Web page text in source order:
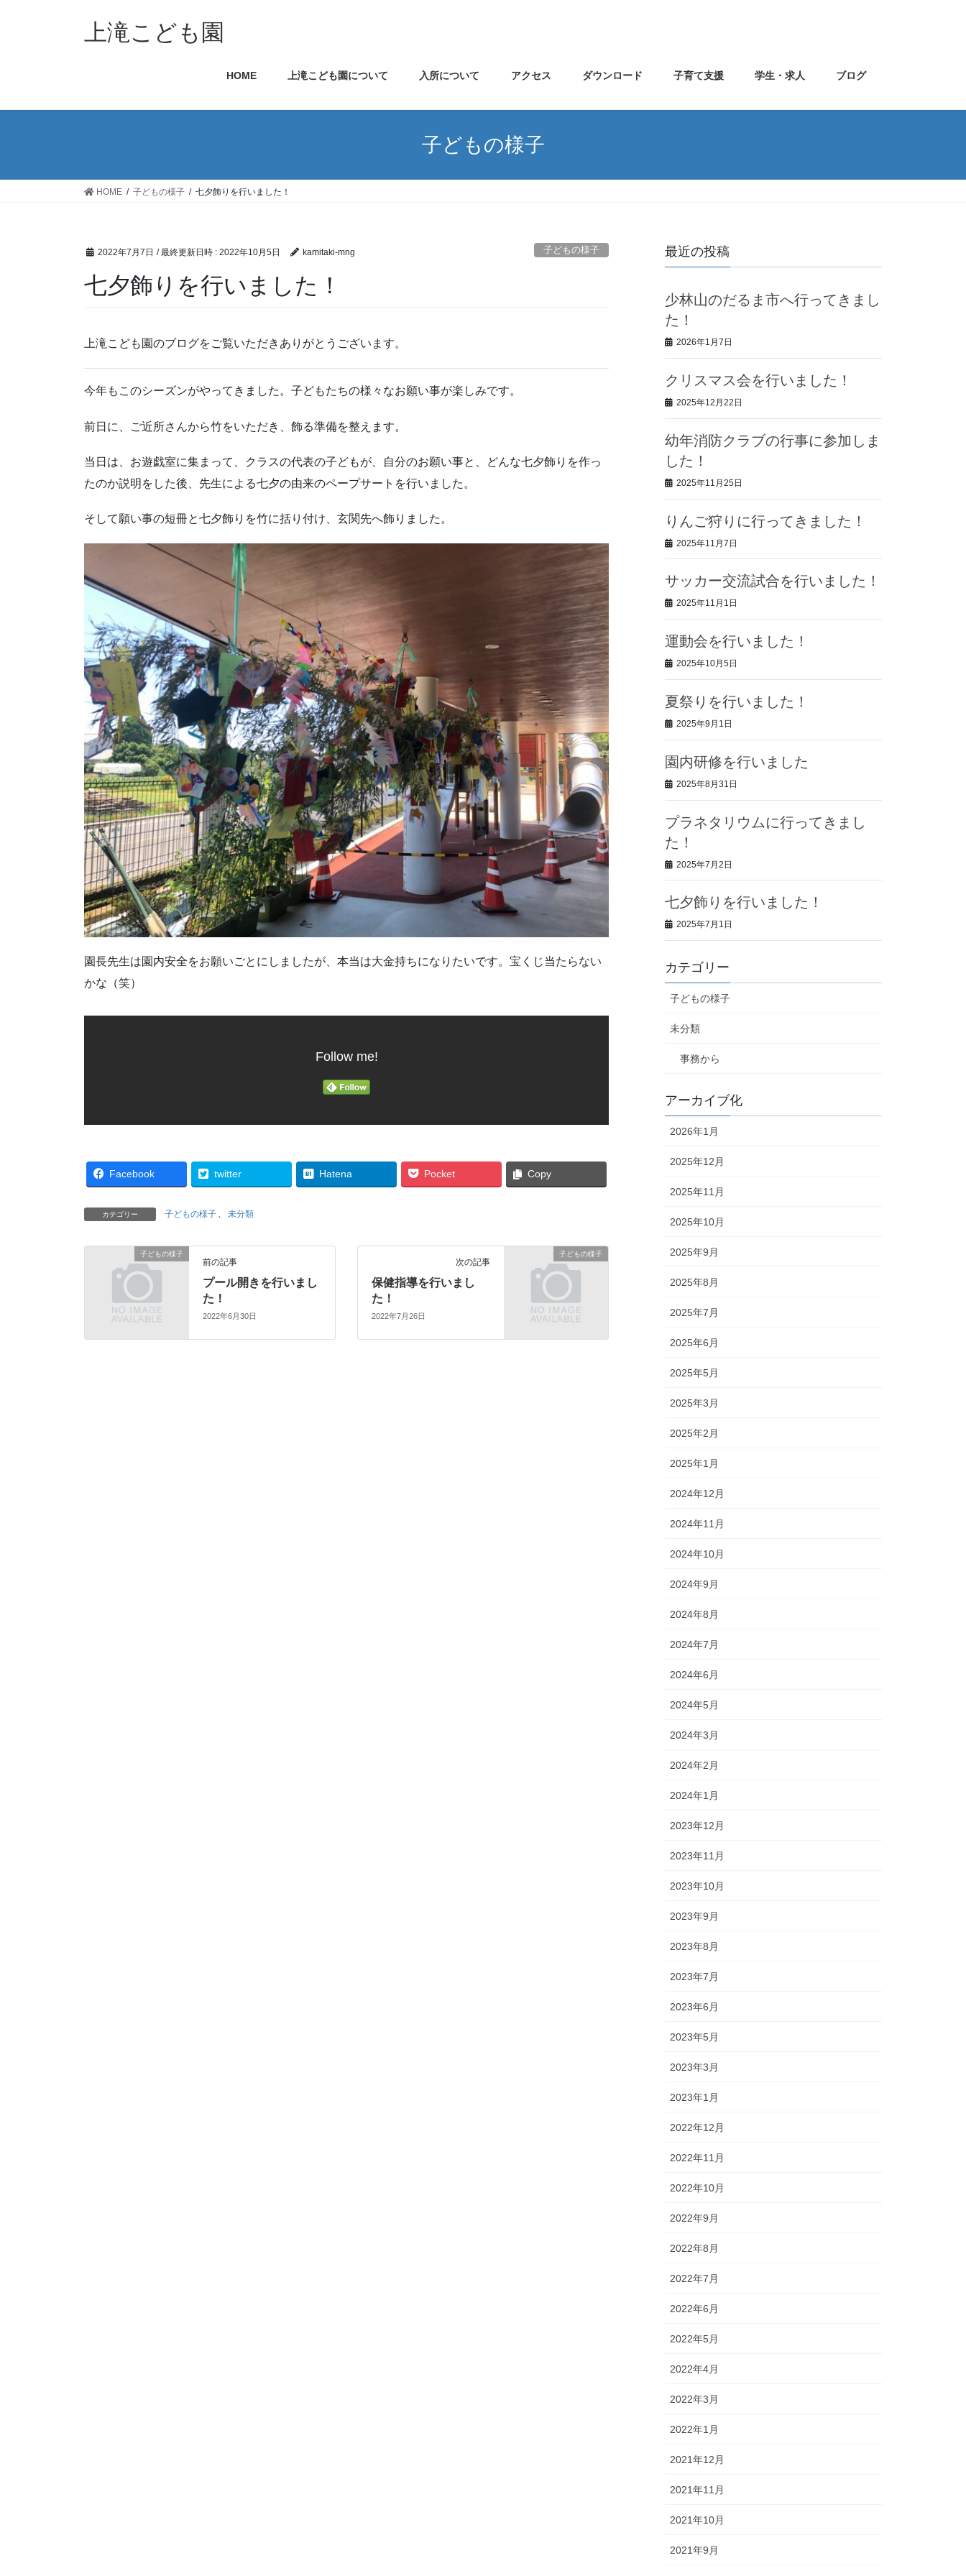
ス
ン
上滝こども園
HOME 上滝こども園について 入所について アクセス ダウンロード 子育て支援 学生・求人 ブログ
子どもの様子
HOME 子どもの様子 七夕飾りを行いました！
2022年7月7日 / 最終更新日時 : 2022年10月5日 kamitaki-mng 子どもの様子
七夕飾りを行いました！
上滝こども園のブログをご覧いただきありがとうございます。
今年もこのシーズンがやってきました。子どもたちの様々なお願い事が楽しみです。
前日に、ご近所さんから竹をいただき、飾る準備を整えます。
当日は、お遊戯室に集まって、クラスの代表の子どもが、自分のお願い事と、どんな七夕飾りを作っ
たのか説明をした後、先生による七夕の由来のペープサートを行いました。
そして願い事の短冊と七夕飾りを竹に括り付け、玄関先へ飾りました。
園長先生は園内安全をお願いごとにしましたが、本当は大金持ちになりたいです。宝くじ当たらない
かな（笑）
Follow me!
Facebook twitter Hatena Pocket Copy
カテゴリー 子どもの様子 未分類
子どもの様子
前の記事
プール開きを行いまし
た！
2022年6月30日
子どもの様子
次の記事
保健指導を行いまし
た！
2022年7月26日
最近の投稿
少林山のだるま市へ行ってきまし
た！
2026年1月7日
クリスマス会を行いました！
2025年12月22日
幼年消防クラブの行事に参加しま
した！
2025年11月25日
りんご狩りに行ってきました！
2025年11月7日
サッカー交流試合を行いました！
2025年11月1日
運動会を行いました！
2025年10月5日
夏祭りを行いました！
2025年9月1日
園内研修を行いました
2025年8月31日
プラネタリウムに行ってきまし
た！
2025年7月2日
七夕飾りを行いました！
2025年7月1日
カテゴリー
子どもの様子
未分類
事務から
アーカイブ化
2026年1月
2025年12月
2025年11月
2025年10月
2025年9月
2025年8月
2025年7月
2025年6月
2025年5月
2025年3月
2025年2月
2025年1月
2024年12月
2024年11月
2024年10月
2024年9月
2024年8月
2024年7月
2024年6月
2024年5月
2024年3月
2024年2月
2024年1月
2023年12月
2023年11月
2023年10月
2023年9月
2023年8月
2023年7月
2023年6月
2023年5月
2023年3月
2023年1月
2022年12月
2022年11月
2022年10月
2022年9月
2022年8月
2022年7月
2022年6月
2022年5月
2022年4月
2022年3月
2022年1月
2021年12月
2021年11月
2021年10月
2021年9月